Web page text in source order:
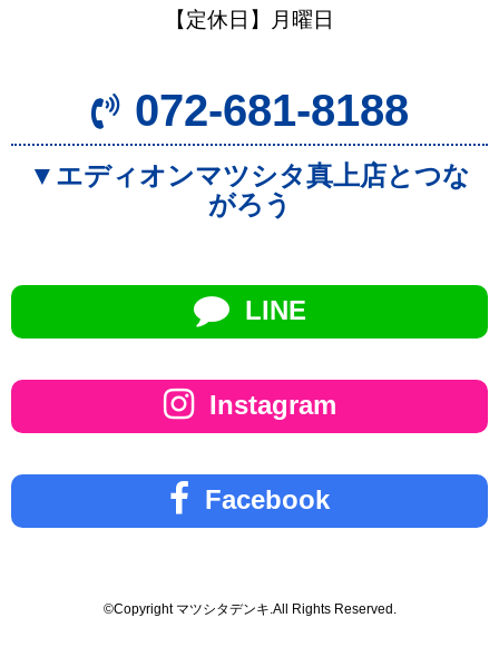
【定休日】月曜日
072-681-8188
▼エディオンマツシタ真上店とつな
がろう
LINE
Instagram
Facebook
©Copyright マツシタデンキ.All Rights Reserved.